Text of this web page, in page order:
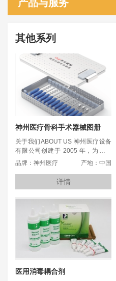
产品与服务
其他系列
神州医疗骨科手术器械图册
关于我们ABOUT US 神州医疗设备
有限公司创建于 2005 年，为中国
内镜行业的国家级高新技术企业，
并深耕微创手术设备和高值医疗器
械的研发制造与临床服务。公司自
为发展引擎，现已构建起集自主研
发、智能制造、全球化营销及数字
化服务为一体的现代化医疗科技产
业体系。
品牌：神州医疗 产地：中国
详情
医用消毒耦合剂